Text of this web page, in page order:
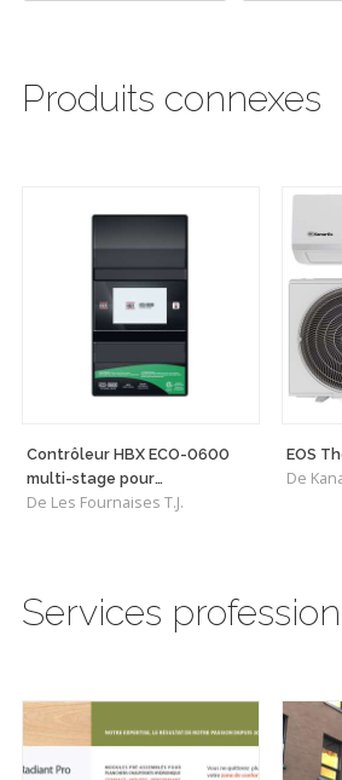
Produits connexes
Contrôleur HBX ECO-0600
multi-stage pour
Thermopompe air-eau
De Les Fournaises T.J.
EOS
De
Services